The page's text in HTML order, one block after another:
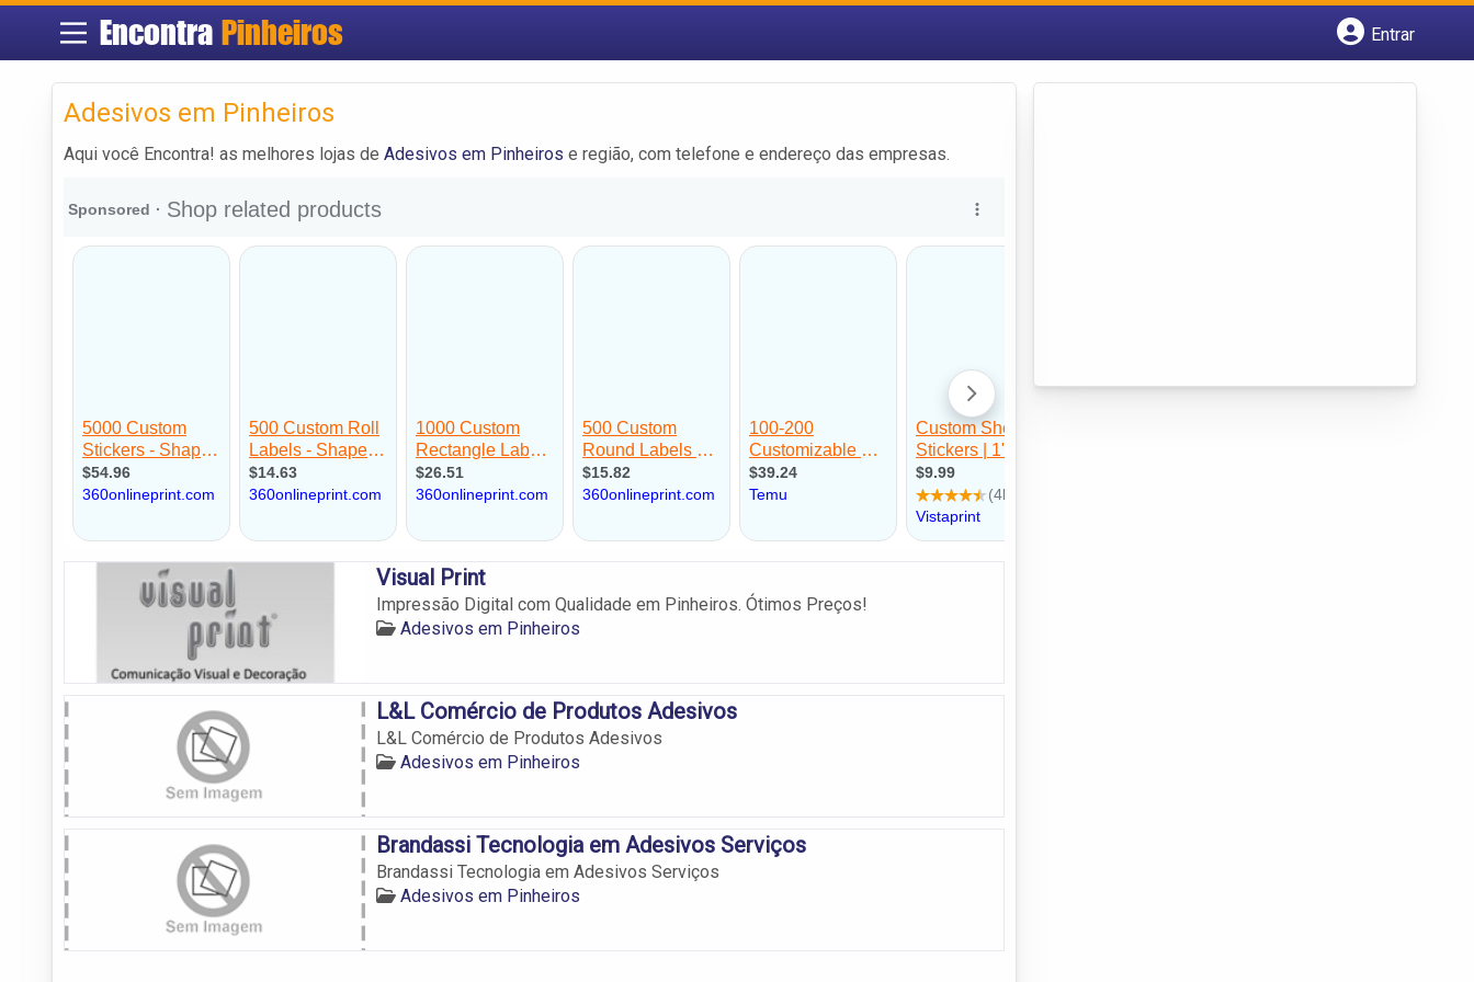
Encontra Pinheiros
Entrar
Adesivos em Pinheiros
Aqui você Encontra! as melhores lojas de Adesivos em Pinheiros e região, com telefone e endereço das empresas.
Visual Print
Impressão Digital com Qualidade em Pinheiros. Ótimos Preços!
Adesivos em Pinheiros
L&L Comércio de Produtos Adesivos
L&L Comércio de Produtos Adesivos
Adesivos em Pinheiros
Brandassi Tecnologia em Adesivos Serviços
Brandassi Tecnologia em Adesivos Serviços
Adesivos em Pinheiros